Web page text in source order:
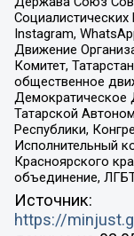
Instagram,
Движение
Комитет,
общественное
Демократическое
Татарской
Республики,
Исполнительный
Красноярского
объединение,
Источник:
https://